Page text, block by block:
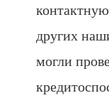
других
могли